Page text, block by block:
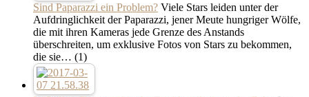
Sind Paparazzi ein Problem? Viele Stars leiden unter der
Aufdringlichkeit der Paparazzi, jener Meute hungriger Wölfe,
die mit ihren Kameras jede Grenze des Anstands
überschreiten, um exklusive Fotos von Stars zu bekommen,
die sie… (1)